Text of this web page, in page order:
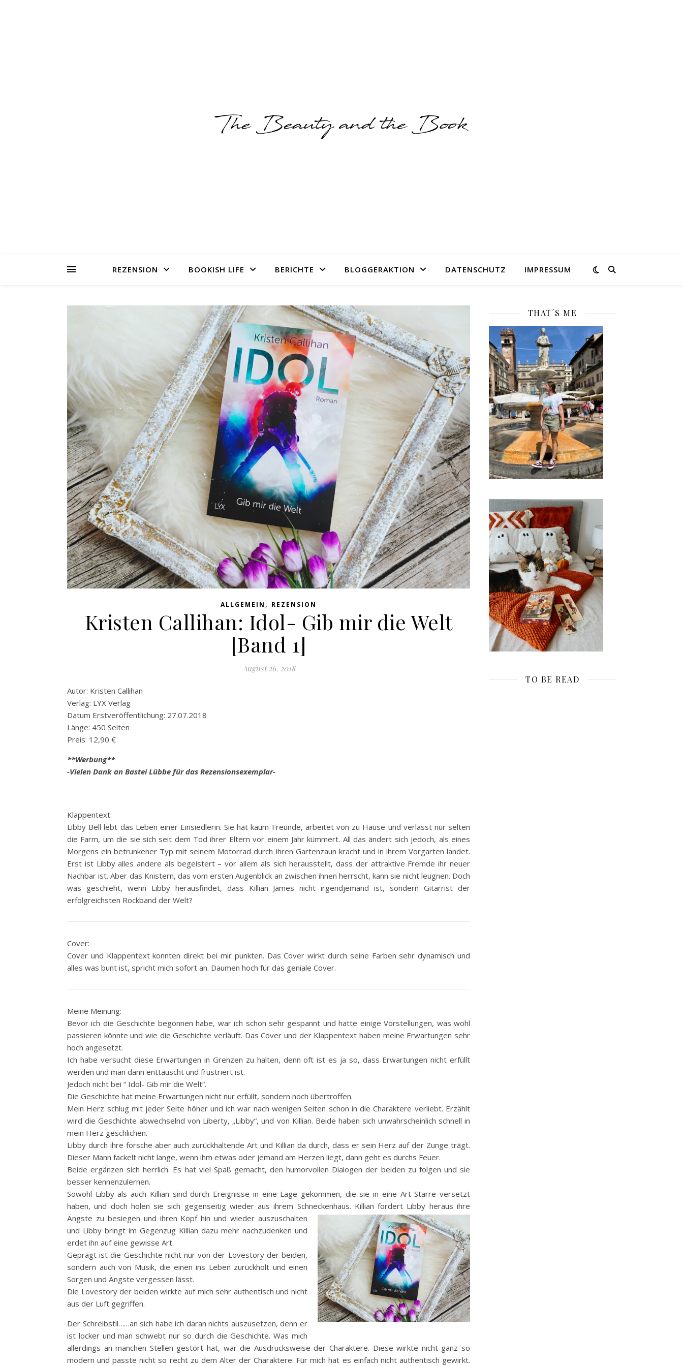
REZENSION BOOKISH LIFE BERICHTE BLOGGERAKTION DATENSCHUTZ IMPRESSUM
ALLGEMEIN , REZENSION
Kristen Callihan: Idol- Gib mir die Welt
[Band 1]
August 26, 2018
Autor: Kristen Callihan
Verlag: LYX Verlag
Datum Erstveröffentlichung: 27.07.2018
Länge: 450 Seiten
Preis: 12,90 €
**Werbung**
-Vielen Dank an Bastei Lübbe für das Rezensionsexemplar-
Klappentext:
Libby Bell lebt das Leben einer Einsiedlerin. Sie hat kaum Freunde, arbeitet von zu Hause und verlässt nur selten
die Farm, um die sie sich seit dem Tod ihrer Eltern vor einem Jahr kümmert. All das ändert sich jedoch, als eines
Morgens ein betrunkener Typ mit seinem Motorrad durch ihren Gartenzaun kracht und in ihrem Vorgarten landet.
Erst ist Libby alles andere als begeistert – vor allem als sich herausstellt, dass der attraktive Fremde ihr neuer
Nachbar ist. Aber das Knistern, das vom ersten Augenblick an zwischen ihnen herrscht, kann sie nicht leugnen. Doch
was geschieht, wenn Libby herausfindet, dass Killian James nicht irgendjemand ist, sondern Gitarrist der
erfolgreichsten Rockband der Welt?
Cover:
Cover und Klappentext konnten direkt bei mir punkten. Das Cover wirkt durch seine Farben sehr dynamisch und
alles was bunt ist, spricht mich sofort an. Daumen hoch für das geniale Cover.
Meine Meinung:
Bevor ich die Geschichte begonnen habe, war ich schon sehr gespannt und hatte einige Vorstellungen, was wohl
passieren könnte und wie die Geschichte verläuft. Das Cover und der Klappentext haben meine Erwartungen sehr
hoch angesetzt.
Ich habe versucht diese Erwartungen in Grenzen zu halten, denn oft ist es ja so, dass Erwartungen nicht erfüllt
werden und man dann enttäuscht und frustriert ist.
Jedoch nicht bei “ Idol- Gib mir die Welt“.
Die Geschichte hat meine Erwartungen nicht nur erfüllt, sondern noch übertroffen.
Mein Herz schlug mit jeder Seite höher und ich war nach wenigen Seiten schon in die Charaktere verliebt. Erzählt
wird die Geschichte abwechselnd von Liberty, „Libby“, und von Killian. Beide haben sich unwahrscheinlich schnell in
mein Herz geschlichen.
Libby durch ihre forsche aber auch zurückhaltende Art und Killian da durch, dass er sein Herz auf der Zunge trägt.
Dieser Mann fackelt nicht lange, wenn ihm etwas oder jemand am Herzen liegt, dann geht es durchs Feuer.
Beide ergänzen sich herrlich. Es hat viel Spaß gemacht, den humorvollen Dialogen der beiden zu folgen und sie
besser kennenzulernen.
Sowohl Libby als auch Killian sind durch Ereignisse in eine Lage gekommen, die sie in eine Art Starre versetzt
haben, und doch holen sie sich gegenseitig wieder aus ihrem Schneckenhaus. Killian fordert Libby heraus ihre
Ängste zu besiegen und ihren Kopf hin und wieder auszuschalten
und Libby bringt im Gegenzug Killian dazu mehr nachzudenken und
erdet ihn auf eine gewisse Art.
Geprägt ist die Geschichte nicht nur von der Lovestory der beiden,
sondern auch von Musik, die einen ins Leben zurückholt und einen
Sorgen und Ängste vergessen lässt.
Die Lovestory der beiden wirkte auf mich sehr authentisch und nicht
aus der Luft gegriffen.
Der Schreibstil……an sich habe ich daran nichts auszusetzen, denn er
ist locker und man schwebt nur so durch die Geschichte. Was mich
allerdings an manchen Stellen gestört hat, war die Ausdrucksweise der Charaktere. Diese wirkte nicht ganz so
modern und passte nicht so recht zu dem Alter der Charaktere. Für mich hat es einfach nicht authentisch gewirkt.
THAT´S ME
TO BE READ